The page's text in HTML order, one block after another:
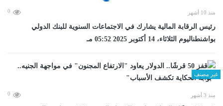
منذ 10 أشهر 0
رئيس الرقابة المالية يشارك في الاجتماعات السنوية للبنك الدولي
بواشنطناليوم الثلاثاء، 14 أكتوبر 2025 05:52 مـ
غير مصنف
منذ 3 أشهر 0